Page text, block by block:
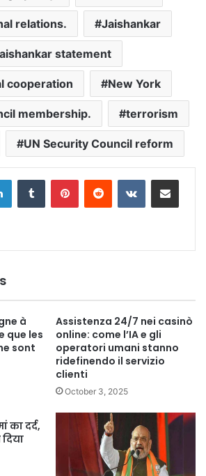
relations. Jaishankar
statement
cooperation New York
membership. terrorism
UN Security Council reform
LinkedInTumblr PinterestReddit VKontakteShare via Email
à
que les
sont
Assistenza 24/7 nei casinò
online: come l’IA e gli
operatori umani stanno
ridefinendo il servizio
clienti
October 3, 2025
का दर्द,